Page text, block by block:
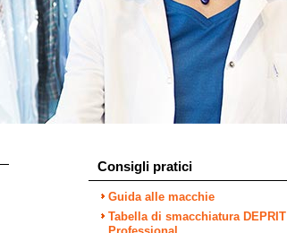
Consigli pratici
Guida alle macchie
Tabella di smacchiatura DEPRIT